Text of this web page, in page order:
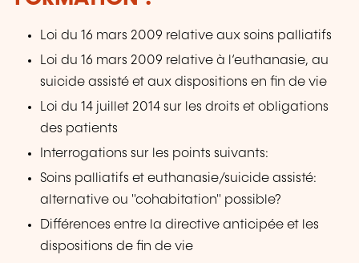
Loi du 16 mars 2009 relative aux soins palliatifs
Loi du 16 mars 2009 relative à l‘euthanasie, au
suicide assisté et aux dispositions en fin de vie
Loi du 14 juillet 2014 sur les droits et obligations
des patients
Interrogations sur les points suivants:
Soins palliatifs et euthanasie/suicide assisté:
alternative ou "cohabitation" possible?
Différences entre la directive anticipée et les
dispositions de fin de vie